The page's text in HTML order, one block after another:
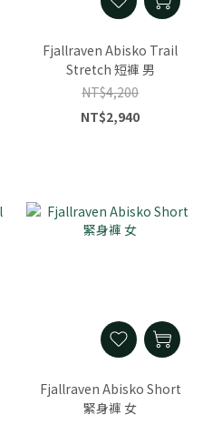
Fjallraven Abisko Trail
Stretch 短褲 男
NT$4,200
NT$2,940
Fjallraven Abisko Short
緊身褲 女